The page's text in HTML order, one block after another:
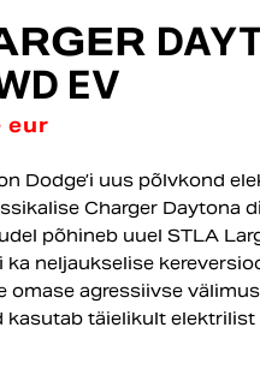
EV
eur
Dodge’i uus põlvkond
Charger Daytona
põhineb uuel STLA
neljaukselise
omase agressiivse
kasutab täielikult elektrilist